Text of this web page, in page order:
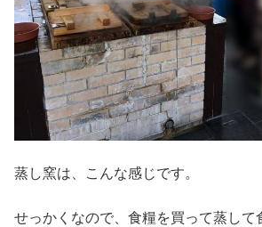
蒸し窯は、こんな感じです。
せっかくなので、食糧を買って蒸して